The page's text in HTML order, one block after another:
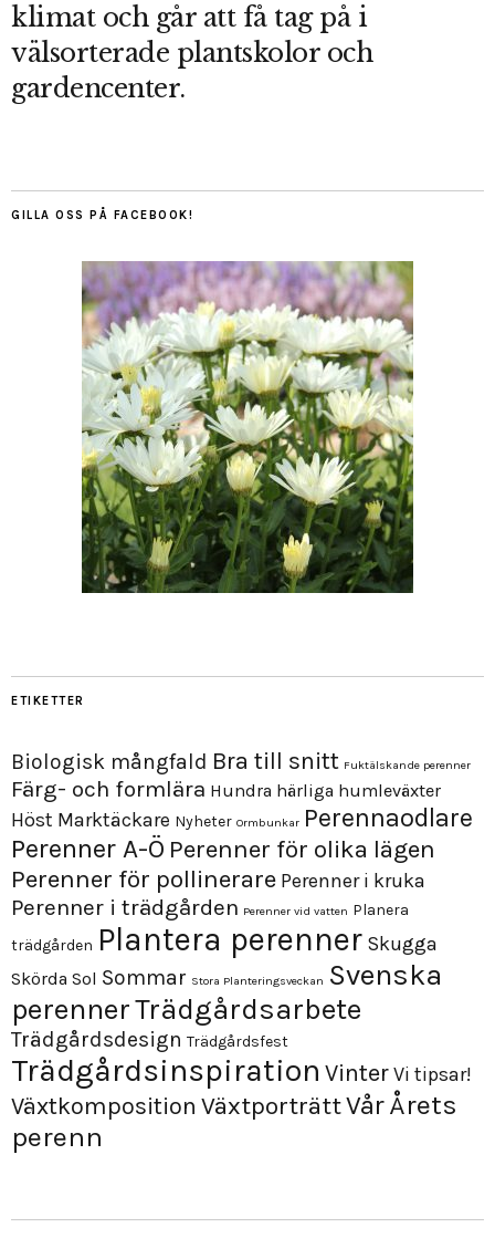
klimat och går att få tag på i
välsorterade plantskolor och
gardencenter.
GILLA OSS PÅ FACEBOOK!
ETIKETTER
Biologisk mångfald Bra till snitt Fuktälskande perenner
Färg- och formlära Hundra härliga humleväxter
Höst Marktäckare Nyheter Ormbunkar Perennaodlare
Perenner A-Ö Perenner för olika lägen
Perenner för pollinerare Perenner i kruka
Perenner i trädgården Perenner vid vatten Planera
trädgården Plantera perenner Skugga
Skörda Sol Sommar Stora Planteringsveckan Svenska
perennerTrädgårdsarbete
Trädgårdsdesign Trädgårdsfest
Trädgårdsinspiration VinterVi tipsar!
Växtkomposition VäxtporträttVårÅrets
perenn